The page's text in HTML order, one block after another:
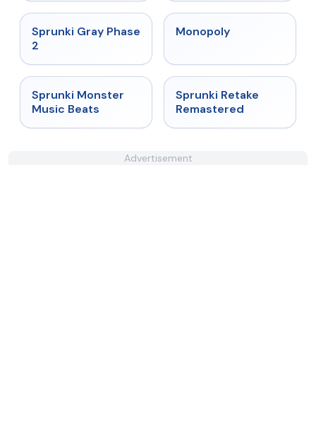
★ 4.4
Sprunki Gray Phase
2
Monopoly
★ 4.7
Sprunki Monster
Music Beats
Sprunki Retake
Remastered
Advertisement